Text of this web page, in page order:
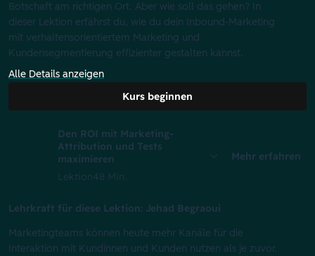
Botschaft am richtigen Ort. Aber wie soll das gehen? In
dieser Lektion erfährst du, wie du dein Inbound-Marketing
mit verhaltensorientiertem Marketing und
Kundensegmentierung effizienter gestalten kannst.
Alle Details anzeigen
Kurs beginnen
Den ROI mit Marketing-
Attribution und Tests
maximieren
Lektion48 Min.
Mehr erfahren
Lehrkraft für diese Lektion: Jehad Begraoui
Marketingteams können heute mehr Kanäle für die
Interaktion mit Kundinnen und Kunden nutzen als je zuvor.